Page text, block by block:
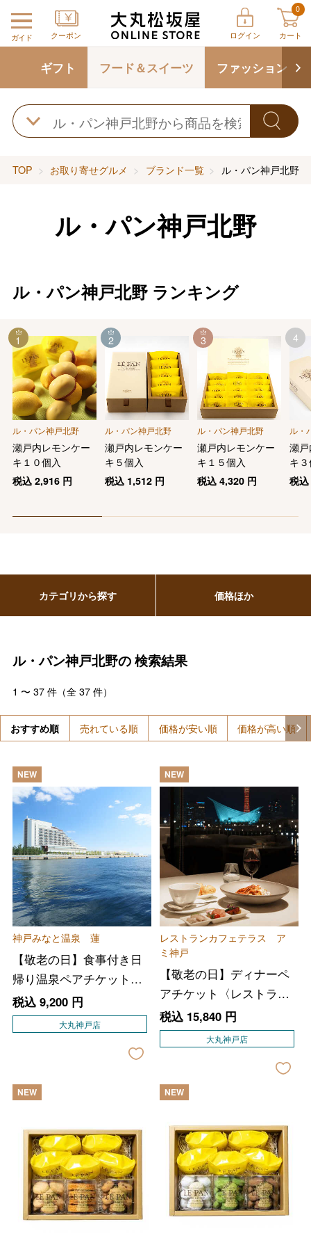
ガイド クーポン ログイン
0
カート
ギフト フード＆スイーツ ファッション
TOP お取り寄せグルメ ブランド一覧 ル・パン神戸北野
ル・パン神戸北野
ル・パン神戸北野 ランキング
ル・パン神戸北野
瀬戸内レモンケー
キ１０個入
税込 2,916円
1
ル・パン神戸北野
瀬戸内レモンケー
キ５個入
税込 1,512 円
2
ル・パン神戸北野
瀬戸内レモンケー
キ１５個入
税込4,320 円
3
ル・
瀬
キ
税
4
ル・パン神戸北野の検索結果
1 〜 37件（全 37件）
おすすめ順 売れている順 価格が安い順 価格が高い順
NEW
神戸みなと温泉 蓮
【敬老の日】食事付き日
帰り温泉ペアチケット
〈神戸みなと温泉 蓮〉
税込 9,200円
大丸神戸店
NEW
レストランカフェテラス ア
ミ神戸
【敬老の日】ディナーペ
アチケット〈レストラン
カフェテラス アミ神
戸〉
税込 15,840円
大丸神戸店
NEW NEW
カテゴリから探す 価格ほか